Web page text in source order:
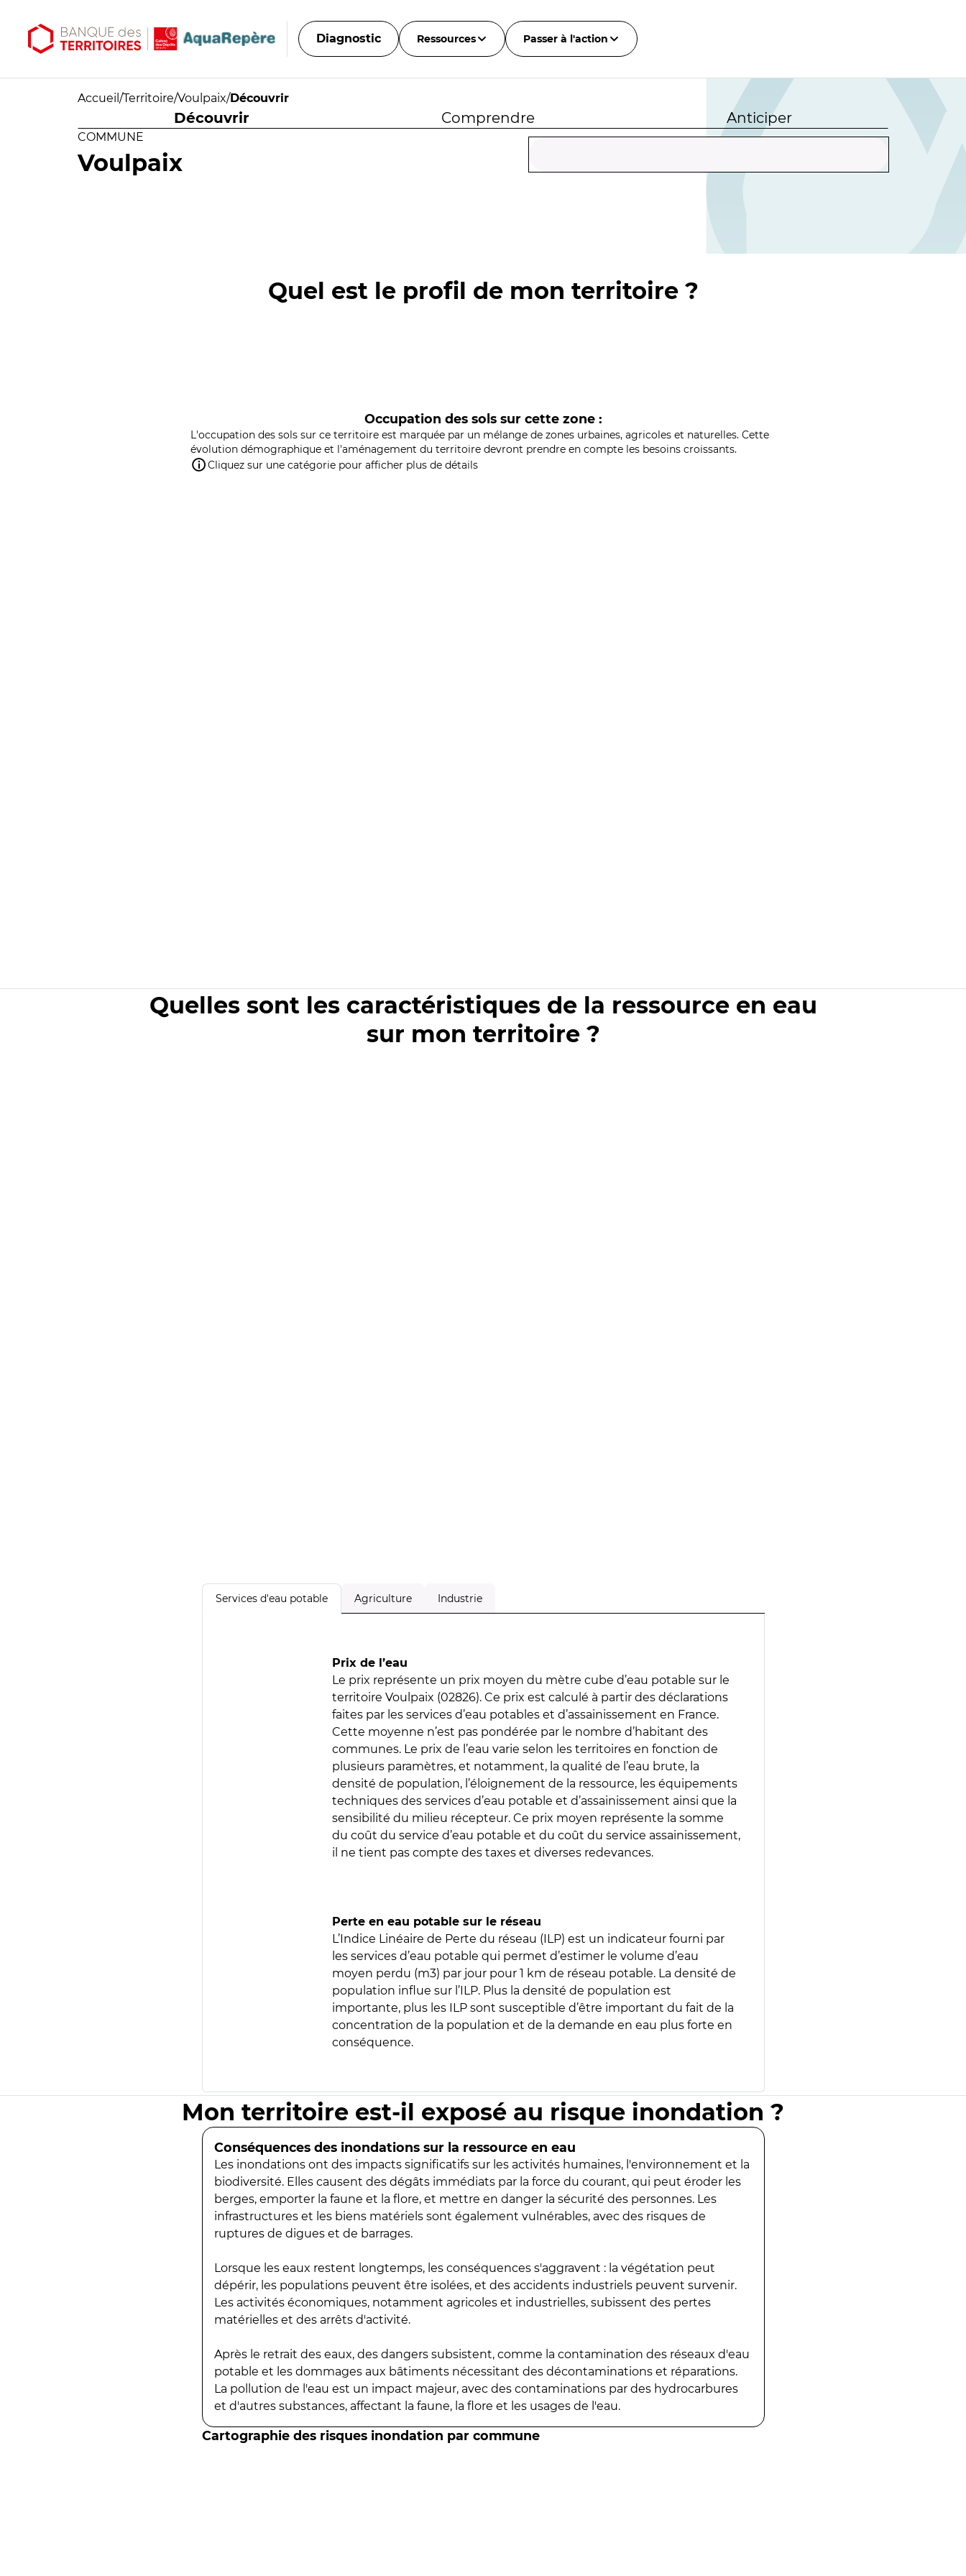
Diagnostic Ressources Passer à l'action
Accueil /Territoire/Voulpaix/Découvrir
Découvrir Comprendre Anticiper
COMMUNE
Voulpaix
Quel est le profil de mon territoire ?
Occupation des sols sur cette zone :
L'occupation des sols sur ce territoire est marquée par un mélange de zones urbaines, agricoles et naturelles. Cette
évolution démographique et l'aménagement du territoire devront prendre en compte les besoins croissants.
Cliquez sur une catégorie pour afficher plus de détails
Quelles sont les caractéristiques de la ressource en eau
sur mon territoire ?
Services d'eau potable Agriculture Industrie
Prix de l’eau
Le prix représente un prix moyen du mètre cube d’eau potable sur le
territoire Voulpaix (02826). Ce prix est calculé à partir des déclarations
faites par les services d’eau potables et d’assainissement en France.
Cette moyenne n’est pas pondérée par le nombre d’habitant des
communes. Le prix de l’eau varie selon les territoires en fonction de
plusieurs paramètres, et notamment, la qualité de l’eau brute, la
densité de population, l’éloignement de la ressource, les équipements
techniques des services d’eau potable et d’assainissement ainsi que la
sensibilité du milieu récepteur. Ce prix moyen représente la somme
du coût du service d’eau potable et du coût du service assainissement,
il ne tient pas compte des taxes et diverses redevances.
Perte en eau potable sur le réseau
L’Indice Linéaire de Perte du réseau (ILP) est un indicateur fourni par
les services d’eau potable qui permet d’estimer le volume d’eau
moyen perdu (m3) par jour pour 1 km de réseau potable. La densité de
population influe sur l’ILP. Plus la densité de population est
importante, plus les ILP sont susceptible d’être important du fait de la
concentration de la population et de la demande en eau plus forte en
conséquence.
Mon territoire est-il exposé au risque inondation ?
Conséquences des inondations sur la ressource en eau
Les inondations ont des impacts significatifs sur les activités humaines, l'environnement et la
biodiversité. Elles causent des dégâts immédiats par la force du courant, qui peut éroder les
berges, emporter la faune et la flore, et mettre en danger la sécurité des personnes. Les
infrastructures et les biens matériels sont également vulnérables, avec des risques de
ruptures de digues et de barrages.
Lorsque les eaux restent longtemps, les conséquences s'aggravent : la végétation peut
dépérir, les populations peuvent être isolées, et des accidents industriels peuvent survenir.
Les activités économiques, notamment agricoles et industrielles, subissent des pertes
matérielles et des arrêts d'activité.
Après le retrait des eaux, des dangers subsistent, comme la contamination des réseaux d'eau
potable et les dommages aux bâtiments nécessitant des décontaminations et réparations.
La pollution de l'eau est un impact majeur, avec des contaminations par des hydrocarbures
et d'autres substances, affectant la faune, la flore et les usages de l'eau.
Cartographie des risques inondation par commune